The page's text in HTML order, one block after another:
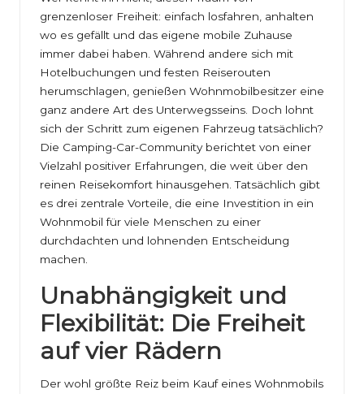
grenzenloser Freiheit: einfach losfahren, anhalten
wo es gefällt und das eigene mobile Zuhause
immer dabei haben. Während andere sich mit
Hotelbuchungen und festen Reiserouten
herumschlagen, genießen Wohnmobilbesitzer eine
ganz andere Art des Unterwegsseins. Doch lohnt
sich der Schritt zum eigenen Fahrzeug tatsächlich?
Die Camping-Car-Community berichtet von einer
Vielzahl positiver Erfahrungen, die weit über den
reinen Reisekomfort hinausgehen. Tatsächlich gibt
es drei zentrale Vorteile, die eine Investition in ein
Wohnmobil für viele Menschen zu einer
durchdachten und lohnenden Entscheidung
machen.
Unabhängigkeit und
Flexibilität: Die Freiheit
auf vier Rädern
Der wohl größte Reiz beim Kauf eines Wohnmobils